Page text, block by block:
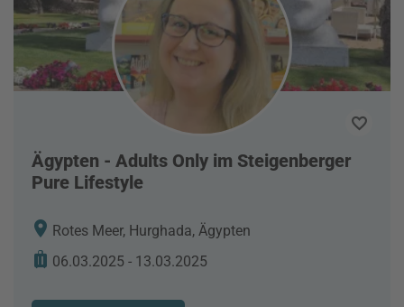
Ägypten - Adults Only im Steigenberger
Pure Lifestyle
Rotes Meer, Hurghada, Ägypten
06.03.2025 - 13.03.2025